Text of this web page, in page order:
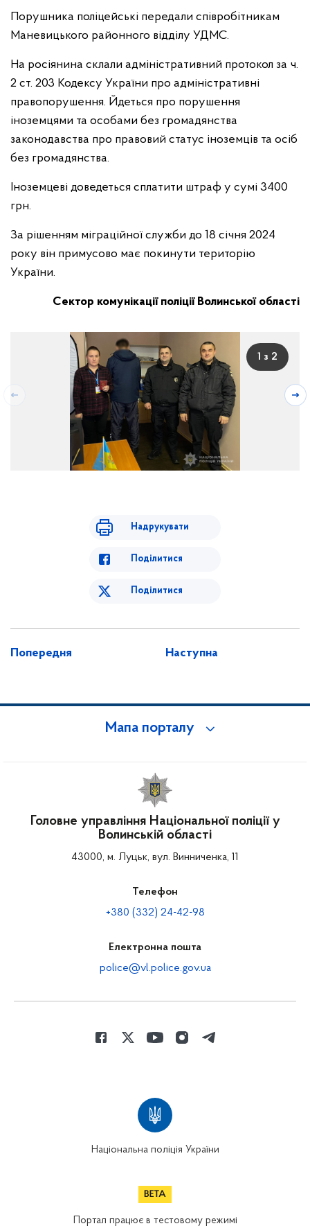
Порушника поліцейські передали співробітникам
Маневицького районного відділу УДМС.
На росіянина склали адміністративний протокол за ч.
2 ст. 203 Кодексу України про адміністративні
правопорушення. Йдеться про порушення
іноземцями та особами без громадянства
законодавства про правовий статус іноземців та осіб
без громадянства.
Іноземцеві доведеться сплатити штраф у сумі 3400
грн.
За рішенням міграційної служби до 18 січня 2024
року він примусово має покинути територію
України.
Сектор комунікації поліції Волинської області
1 з 2
Надрукувати
Поділитися
Поділитися
Попередня Наступна
Мапа порталу
Головне управління Національної поліції у
Волинській області
43000, м. Луцьк, вул. Винниченка, 11
Телефон
+380 (332) 24-42-98
Електронна пошта
police@vl.police.gov.ua
Національна поліція України
Портал працює в тестовому режимі